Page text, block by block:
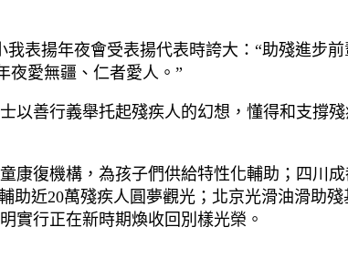
表揚年夜會受表揚代表時誇大：“助殘進步
夜愛無疆、仁者愛人。”
善行義舉托起殘疾人的幻想，懂得和支撐
康復機構，為孩子們供給特性化輔助；四川
助近20萬殘疾人圓夢觀光；北京光滑油滑助
行正在新時期煥收回別樣光榮。